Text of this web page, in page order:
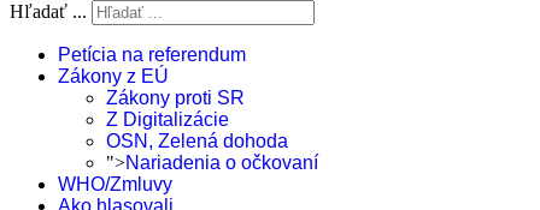
Hľadať ...
Petícia na referendum
Zákony z EÚ
Zákony proti SR
Z Digitalizácie
OSN, Zelená dohoda
">Nariadenia o očkovaní
WHO/Zmluvy
Ako hlasovali